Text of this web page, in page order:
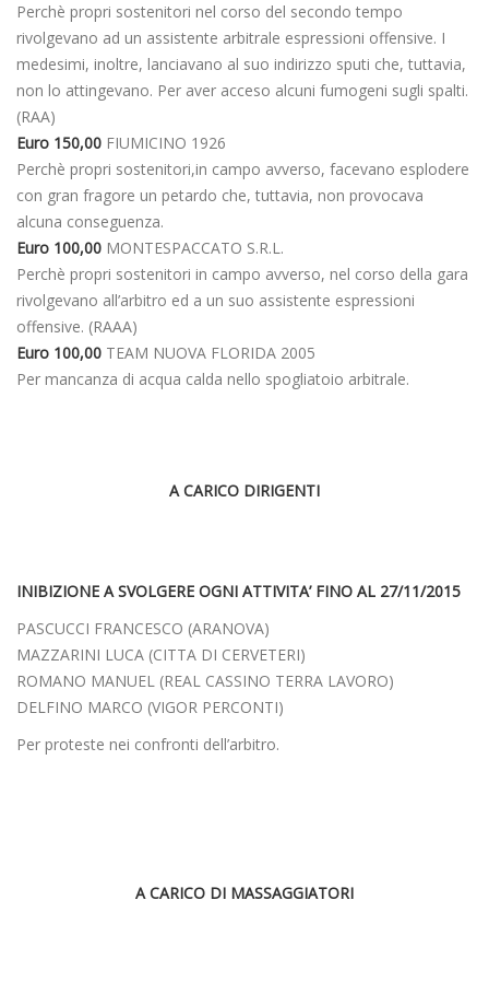
Perchè propri sostenitori nel corso del secondo tempo
rivolgevano ad un assistente arbitrale espressioni offensive. I
medesimi, inoltre, lanciavano al suo indirizzo sputi che, tuttavia,
non lo attingevano. Per aver acceso alcuni fumogeni sugli spalti.
(RAA)
Euro 150,00 FIUMICINO 1926
Perchè propri sostenitori,in campo avverso, facevano esplodere
con gran fragore un petardo che, tuttavia, non provocava
alcuna conseguenza.
Euro 100,00 MONTESPACCATO S.R.L.
Perchè propri sostenitori in campo avverso, nel corso della gara
rivolgevano all’arbitro ed a un suo assistente espressioni
offensive. (RAAA)
Euro 100,00 TEAM NUOVA FLORIDA 2005
Per mancanza di acqua calda nello spogliatoio arbitrale.
A CARICO DIRIGENTI
INIBIZIONE A SVOLGERE OGNI ATTIVITA’ FINO AL 27/11/2015
PASCUCCI FRANCESCO (ARANOVA)
MAZZARINI LUCA (CITTA DI CERVETERI)
ROMANO MANUEL (REAL CASSINO TERRA LAVORO)
DELFINO MARCO (VIGOR PERCONTI)
Per proteste nei confronti dell’arbitro.
A CARICO DI MASSAGGIATORI